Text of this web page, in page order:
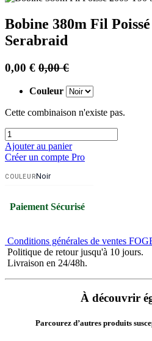
Bobine 380m Fil
Serabraid
0,00 € 0,00€
Couleur
Cette combinaison n'existe pas.
Ajouter au panier
Créer un compte Pro
COULEURNoir
Paiement Sécurisé
Conditions générales de ventes
Politique de retour jusqu'à 10 jours.
Livraison en 24/48h.
À découvrir
Parcourez d’autres produits